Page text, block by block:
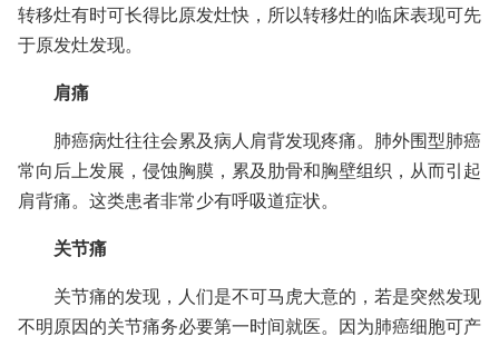
转移灶有时可长得比原发灶快，所以转移灶的临床表现可先
于原发灶发现。
肩痛
肺癌病灶往往会累及病人肩背发现疼痛。肺外围型肺癌
常向后上发展，侵蚀胸膜，累及肋骨和胸壁组织，从而引起
肩背痛。这类患者非常少有呼吸道症状。
关节痛
关节痛的发现，人们是不可马虎大意的，若是突然发现
不明原因的关节痛务必要第一时间就医。因为肺癌细胞可产